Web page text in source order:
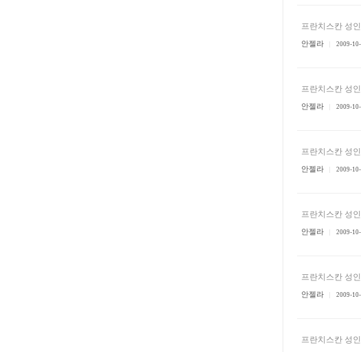
프란치스칸 성인
안젤라 2009-
프란치스칸 성인
안젤라 2009-
프란치스칸 성인
안젤라 2009-
프란치스칸 성인
안젤라 2009-
프란치스칸 성인
안젤라 2009-
프란치스칸 성인